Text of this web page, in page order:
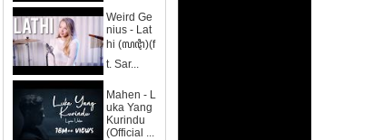
Weird Ge
nius - Lat
hi (ꦭꦛꦶ)(f
t. Sar...
Mahen - L
uka Yang
Kurindu
(Official ...